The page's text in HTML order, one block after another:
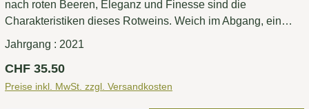
nach roten Beeren, Eleganz und Finesse sind die
Charakteristiken dieses Rotweins. Weich im Abgang, ein
klassischer Sangiovese.
Jahrgang : 2021
Regulärer Preis:
CHF 35.50
Preise inkl. MwSt. zzgl. Versandkosten